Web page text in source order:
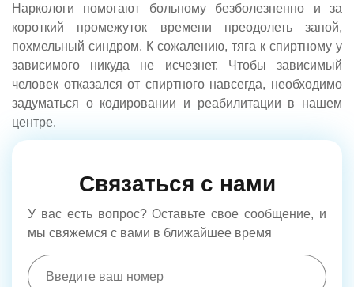
Наркологи помогают больному безболезненно и за
короткий промежуток времени преодолеть запой,
похмельный синдром. К сожалению, тяга к спиртному у
зависимого никуда не исчезнет. Чтобы зависимый
человек отказался от спиртного навсегда, необходимо
задуматься о кодировании и реабилитации в нашем
центре.
Связаться с нами
У вас есть вопрос? Оставьте свое сообщение, и
мы свяжемся с вами в ближайшее время